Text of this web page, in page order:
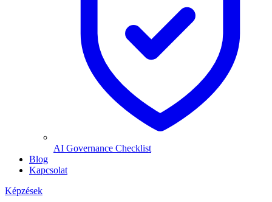
AI Governance Checklist
Blog
Kapcsolat
Képzések